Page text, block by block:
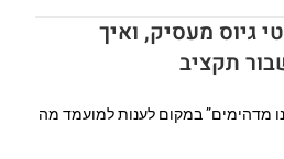
גיוס מעסיק, ואיך
תקציב
מדהימים” במקום לענות למועמד מה